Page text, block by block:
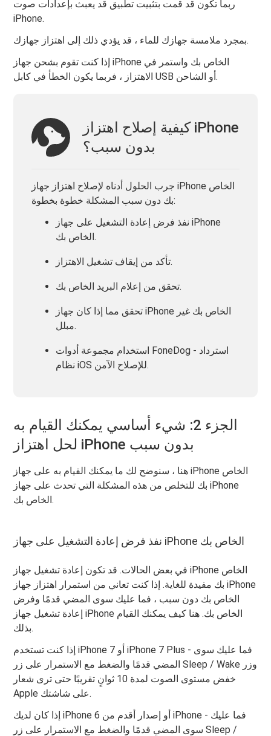
ربما تكون قد قمت بتثبيت تطبيق قد يعبث بإعدادات صوت
iPhone.
بمجرد ملامسة جهازك للماء ، قد يؤدي ذلك إلى اهتزاز جهازك.
إذا كنت تقوم بشحن جهاز iPhone الخاص بك واستمر في
الاهتزاز ، فربما يكون الخطأ في كابل USB أو الشاحن.
كيفية إصلاح اهتزاز iPhone
بدون سبب؟
جرب الحلول أدناه لإصلاح اهتزاز جهاز iPhone الخاص
بك دون سبب المشكلة خطوة بخطوة:
نفذ فرض إعادة التشغيل على جهاز iPhone
الخاص بك.
تأكد من إيقاف تشغيل الاهتزاز.
تحقق من إعلام البريد الخاص بك.
تحقق مما إذا كان جهاز iPhone الخاص بك غير
مبلل.
استخدام مجموعة أدوات FoneDog - استرداد
نظام iOS للإصلاح الآمن.
الجزء 2: شيء أساسي يمكنك القيام به
لحل اهتزاز iPhone بدون سبب
هنا ، سنوضح لك ما يمكنك القيام به على جهاز iPhone الخاص
بك للتخلص من هذه المشكلة التي تحدث على جهاز iPhone
الخاص بك.
نفذ فرض إعادة التشغيل على جهاز iPhone الخاص بك
في بعض الحالات. قد تكون إعادة تشغيل جهاز iPhone الخاص
بك مفيدة للغاية. إذا كنت تعاني من استمرار اهتزاز جهاز iPhone
الخاص بك دون سبب ، فما عليك سوى المضي قدمًا وفرض
إعادة تشغيل جهاز iPhone الخاص بك. هنا كيف يمكنك القيام
بذلك.
إذا كنت تستخدم iPhone 7 أو iPhone 7 Plus - فما عليك سوى
المضي قدمًا والضغط مع الاستمرار على زر Sleep / Wake وزر
خفض مستوى الصوت لمدة 10 ثوانٍ تقريبًا حتى ترى شعار
Apple على شاشتك.
إذا كان لديك iPhone 6 أو إصدار أقدم من iPhone - فما عليك
سوى المضي قدمًا والضغط مع الاستمرار على زر Sleep /